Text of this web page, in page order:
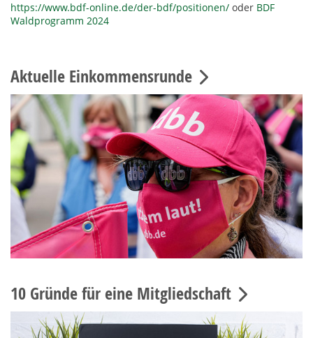
https://www.bdf-online.de/der-bdf/positionen/ oder BDF
Waldprogramm 2024
Aktuelle Einkommensrunde
10 Gründe für eine Mitgliedschaft